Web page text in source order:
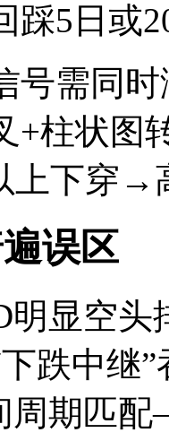
踩5日或
号需同
柱状图
上下穿→
误区
明显空
跌中继”
周期匹